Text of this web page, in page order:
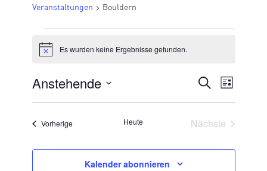
Veranstaltungen Bouldern
HinweisEs wurden keine Ergebnisse gefunden.
SUCHE
UND
Suche
Liste
Anstehende
VorherigeVeranstaltungenHeute Nächste
Kalender abonnieren